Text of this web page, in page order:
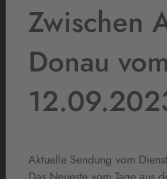
Zwischen
Donau vom
Aktuelle Sendung vom